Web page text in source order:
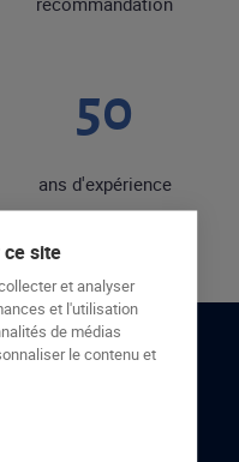
50
ans d'expérience
site
et analyser
et l'utilisation
de médias
le contenu et